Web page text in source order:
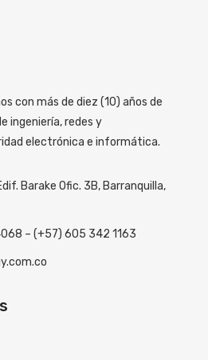
con más de diez (10) años de
ingeniería, redes y
electrónica e informática.
Barake Ofic. 3B, Barranquilla,
– (+57) 605 342 1163